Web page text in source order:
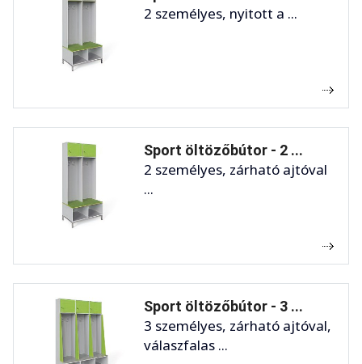
2 személyes, nyitott a ...
Sport öltözőbútor - 2 ...
2 személyes, zárható ajtóval
...
Sport öltözőbútor - 3 ...
3 személyes, zárható ajtóval,
válaszfalas ...